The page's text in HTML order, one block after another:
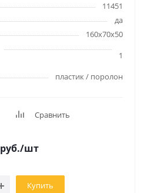
11451
да
160x70x50
1
пластик / поролон
Сравнить
руб./шт
Купить